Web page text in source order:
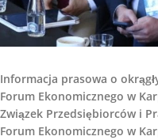
Informacja prasowa o
Forum Ekonomicznego w
Związek Przedsiębiorców i
Forum Ekonomicznego w